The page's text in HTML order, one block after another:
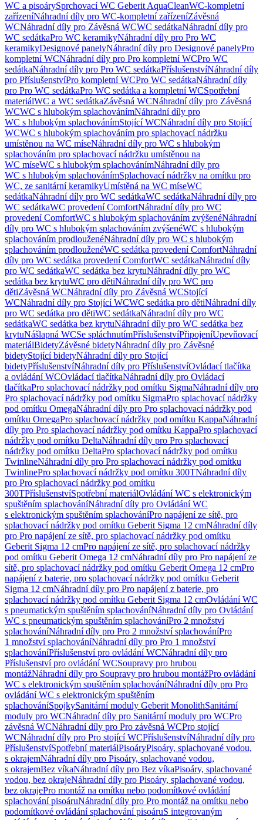
WC a pisoárySprchovací WC Geberit AquaCleanWC-kompletní
zařízeníNáhradní díly pro WC-kompletní zařízeníZávěsná
WCNáhradní díly pro Závěsná WCWC sedátkaNáhradní díly pro
WC sedátkaPro WC keramikyNáhradní díly pro Pro WC
keramikyDesignové panelyNáhradní díly pro Designové panelyPro
kompletní WCNáhradní díly pro Pro kompletní WCPro WC
sedátkaNáhradní díly pro Pro WC sedátkaPříslušenstvíNáhradní díly
pro PříslušenstvíPro kompletní WCPro WC sedátkaNáhradní díly
pro Pro WC sedátkaPro WC sedátka a kompletní WCSpotřební
materiálWC a WC sedátkaZávěsná WCNáhradní díly pro Závěsná
WCWC s hlubokým splachovánímNáhradní díly pro
WC s hlubokým splachovánímStojící WCNáhradní díly pro Stojící
WCWC s hlubokým splachováním pro splachovací nádržku
umístěnou na WC míseNáhradní díly pro WC s hlubokým
splachováním pro splachovací nádržku umístěnou na
WC míseWC s hlubokým splachovánímNáhradní díly pro
WC s hlubokým splachovánímSplachovací nádržky na omítku pro
WC, ze sanitární keramikyUmístěná na WC míseWC
sedátkaNáhradní díly pro WC sedátkaWC sedátkaNáhradní díly pro
WC sedátkaWC provedení ComfortNáhradní díly pro WC
provedení ComfortWC s hlubokým splachováním zvýšenéNáhradní
díly pro WC s hlubokým splachováním zvýšenéWC s hlubokým
splachováním prodlouženéNáhradní díly pro WC s hlubokým
splachováním prodlouženéWC sedátka provedení ComfortNáhradní
díly pro WC sedátka provedení ComfortWC sedátkaNáhradní díly
pro WC sedátkaWC sedátka bez krytuNáhradní díly pro WC
sedátka bez krytuWC pro dětiNáhradní díly pro WC pro
dětiZávěsná WCNáhradní díly pro Závěsná WCStojící
WCNáhradní díly pro Stojící WCWC sedátka pro dětiNáhradní díly
pro WC sedátka pro dětiWC sedátkaNáhradní díly pro WC
sedátkaWC sedátka bez krytuNáhradní díly pro WC sedátka bez
krytuNášlapná WCSe spláchnutímPříslušenstvíPřipojeníUpevňovací
materiálBidetyZávěsné bidetyNáhradní díly pro Závěsné
bidetyStojící bidetyNáhradní díly pro Stojící
bidetyPříslušenstvíNáhradní díly pro PříslušenstvíOvládací tlačítka
a ovládání WCOvládací tlačítkaNáhradní díly pro Ovládací
tlačítkaPro splachovací nádržky pod omítku SigmaNáhradní díly pro
Pro splachovací nádržky pod omítku SigmaPro splachovací nádržky
pod omítku OmegaNáhradní díly pro Pro splachovací nádržky pod
omítku OmegaPro splachovací nádržky pod omítku KappaNáhradní
díly pro Pro splachovací nádržky pod omítku KappaPro splachovací
nádržky pod omítku DeltaNáhradní díly pro Pro splachovací
nádržky pod omítku DeltaPro splachovací nádržky pod omítku
TwinlineNáhradní díly pro Pro splachovací nádržky pod omítku
TwinlinePro splachovací nádržky pod omítku 300TNáhradní díly
pro Pro splachovací nádržky pod omítku
300TPříslušenstvíSpotřební materiálOvládání WC s elektronickým
spuštěním splachováníNáhradní díly pro Ovládání WC
s elektronickým spuštěním splachováníPro napájení ze sítě, pro
splachovací nádržky pod omítku Geberit Sigma 12 cmNáhradní díly
pro Pro napájení ze sítě, pro splachovací nádržky pod omítku
Geberit Sigma 12 cmPro napájení ze sítě, pro splachovací nádržky
pod omítku Geberit Omega 12 cmNáhradní díly pro Pro napájení ze
sítě, pro splachovací nádržky pod omítku Geberit Omega 12 cmPro
napájení z baterie, pro splachovací nádržky pod omítku Geberit
Sigma 12 cmNáhradní díly pro Pro napájení z baterie, pro
splachovací nádržky pod omítku Geberit Sigma 12 cmOvládání WC
s pneumatickým spuštěním splachováníNáhradní díly pro Ovládání
WC s pneumatickým spuštěním splachováníPro 2 množství
splachováníNáhradní díly pro Pro 2 množství splachováníPro
1 množství splachováníNáhradní díly pro Pro 1 množství
splachováníPříslušenství pro ovládání WCNáhradní díly pro
Příslušenství pro ovládání WCSoupravy pro hrubou
montážNáhradní díly pro Soupravy pro hrubou montážPro ovládání
WC s elektronickým spuštěním splachováníNáhradní díly pro Pro
ovládání WC s elektronickým spuštěním
splachováníSpojkySanitární moduly Geberit MonolithSanitární
moduly pro WCNáhradní díly pro Sanitární moduly pro WCPro
závěsná WCNáhradní díly pro Pro závěsná WCPro stojící
WCNáhradní díly pro Pro stojící WCPříslušenstvíNáhradní díly pro
PříslušenstvíSpotřební materiálPisoáryPisoáry, splachované vodou,
s okrajemNáhradní díly pro Pisoáry, splachované vodou,
s okrajemBez víkaNáhradní díly pro Bez víkaPisoáry, splachované
vodou, bez okrajeNáhradní díly pro Pisoáry, splachované vodou,
bez okrajePro montáž na omítku nebo podomítkové ovládání
splachování pisoáruNáhradní díly pro Pro montáž na omítku nebo
podomítkové ovládání splachování pisoáruS integrovaným